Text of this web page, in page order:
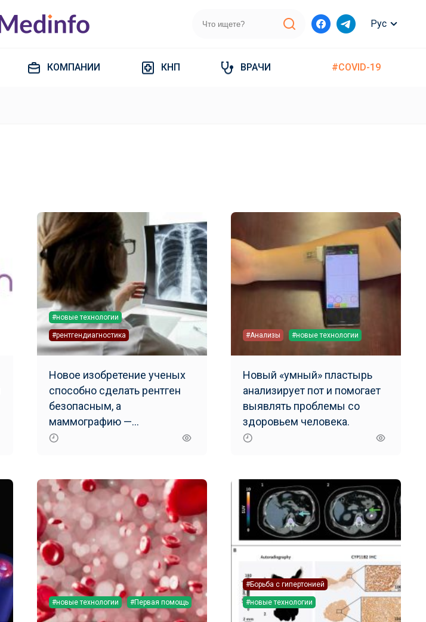
Рус
КОМПАНИИ КНП ВРАЧИ #COVID-19
#новые технологии
#рентгендиагностика
Новое изобретение ученых
способно сделать рентген
безопасным, а
маммографию —
безболезненной
#Анализы #новые технологии
Новый «умный» пластырь
анализирует пот и помогает
выявлять проблемы со
здоровьем человека.
#новые технологии #Первая помощь
#Борьба с гипертонией
#новые технологии